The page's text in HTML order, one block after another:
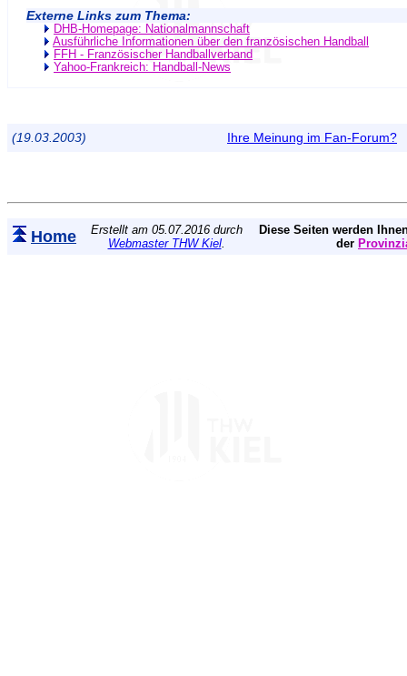
Externe Links zum Thema:
DHB-Homepage: Nationalmannschaft
Ausführliche Informationen über den französischen Handball
FFH - Französischer Handballverband
Yahoo-Frankreich: Handball-News
(19.03.2003) Ihre Meinung im Fan-Forum?
Home
Erstellt am 05.07.2016 durch
Webmaster THW Kiel.
Diese Seiten werden
der